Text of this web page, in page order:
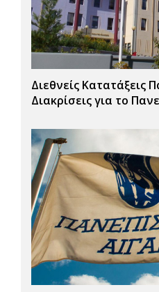
Διεθνείς Κατατάξεις
Διακρίσεις για το